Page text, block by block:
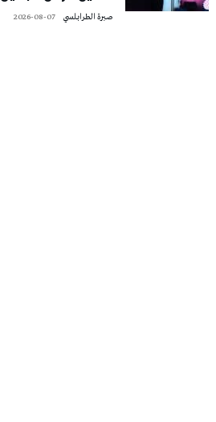
صبرة الطرابلسي 2026-08-07